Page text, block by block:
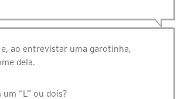
ao entrevistar uma garotinha,
dela.
um “L” ou dois?